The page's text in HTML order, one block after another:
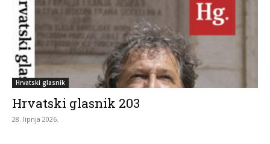
Hrvatski glasnik
Hrvatski glasnik 203
28. lipnja 2026.